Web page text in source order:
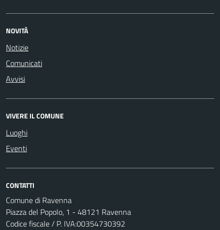
NOVITÀ
Notizie
Comunicati
Avvisi
VIVERE IL COMUNE
Luoghi
Eventi
CONTATTI
Comune di Ravenna
Piazza del Popolo, 1 - 48121 Ravenna
Codice fiscale / P. IVA:00354730392